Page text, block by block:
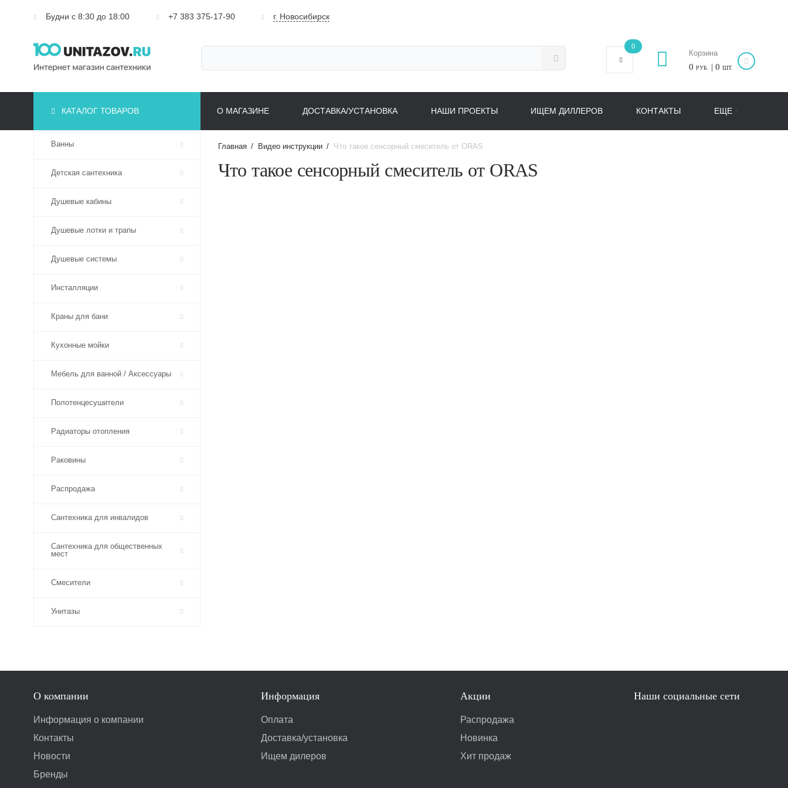
Будни с 8:30 до 18:00 +7 383 375-17-90 г. Новосибирск
0
Корзина
0 РУБ. | 0 ШТ.
КАТАЛОГ ТОВАРОВ О МАГАЗИНЕ ДОСТАВКА/УСТАНОВКА НАШИ ПРОЕКТЫ ИЩЕМ ДИЛЛЕРОВ КОНТАКТЫ ЕЩЕ
Ванны
Детская сантехника
Душевые кабины
Душевые лотки и трапы
Душевые системы
Инсталляции
Краны для бани
Кухонные мойки
Мебель для ванной / Аксессуары
Полотенцесушители
Радиаторы отопления
Раковины
Распродажа
Сантехника для инвалидов
Сантехника для общественных
мест
Смесители
Унитазы
Главная / Видео инструкции / Что такое сенсорный смеситель от ОRAS
Что такое сенсорный смеситель от ОRAS
О компании
Информация о компании
Контакты
Новости
Бренды
Информация
Оплата
Доставка/установка
Ищем дилеров
Акции
Распродажа
Новинка
Хит продаж
Наши социальные сети